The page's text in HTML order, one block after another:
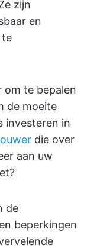
zijn
en
te
om te bepalen
de moeite
investeren in
die over
aan uw
de
beperkingen